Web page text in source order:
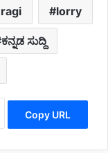
lorry
ಕನ್ನಡ ಸುದ್ದಿ
Copy URL